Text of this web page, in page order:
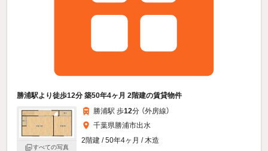
勝浦駅より徒歩12分 築50年4ヶ月 2階建の賃貸物件
すべての写真
勝浦駅 歩12分 （外房線）
千葉県勝浦市出水
2階建 / 50年4ヶ月 / 木造